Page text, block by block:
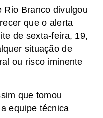
Rio Branco divulgou
que o alerta
de sexta-feira, 19,
situação de
ou risco iminente
que tomou
equipe técnica